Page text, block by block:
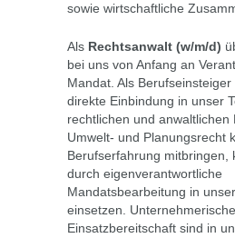
sowie wirtschaftliche
Als Rechtsanwalt (w/m/d)
bei uns von Anfang an
Mandat. Als
direkte Einbindung in unser
rechtlichen und anwaltlichen
Umwelt- und Planungsrecht
Berufserfahrung mitbringen,
durch eigenverantwortliche
Mandatsbearbeitung in
einsetzen.
Einsatzbereitschaft sind in